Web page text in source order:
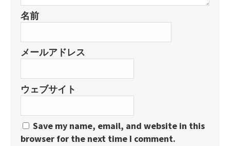
名前
メールアドレス
ウェブサイト
Save my name, email, and website in this
browser for the next time I comment.